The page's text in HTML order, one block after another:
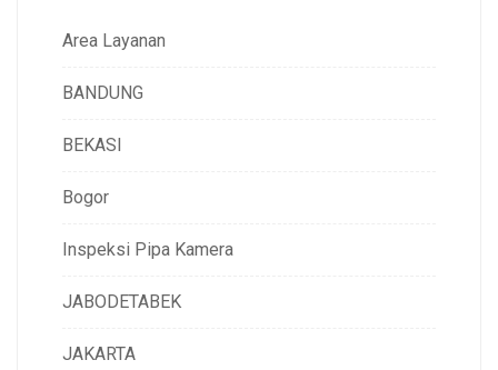
Area Layanan
BANDUNG
BEKASI
Bogor
Inspeksi Pipa Kamera
JABODETABEK
JAKARTA